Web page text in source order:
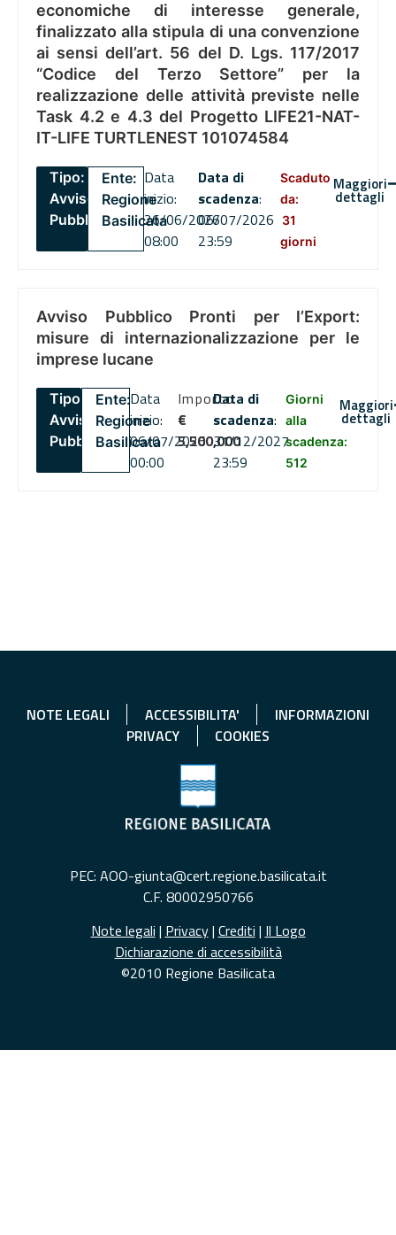
economiche di interesse generale,
finalizzato alla stipula di una convenzione
ai sensi dell’art. 56 del D. Lgs. 117/2017
“Codice del Terzo Settore” per la
realizzazione delle attività previste nelle
Task 4.2 e 4.3 del Progetto LIFE21-NAT-
IT-LIFE TURTLENEST 101074584
Tipo:
Avviso
Pubblico
Ente:
Regione
Basilicata
Data
inizio:
26/06/2026
08:00
Data di
scadenza:
06/07/2026
23:59
Scaduto
da:
31
giorni
Maggiori
dettagli
Avviso Pubblico Pronti per l’Export:
misure di internazionalizzazione per le
imprese lucane
Tipo:
Avviso
Pubblico
Ente:
Regione
Basilicata
Data
inizio:
06/07/2026
00:00
Importo
€
5,500,000
Data di
scadenza:
31/12/2027
23:59
Giorni
alla
scadenza:
512
Maggiori
dettagli
NOTE LEGALI ACCESSIBILITA'
INFORMAZIONI
PRIVACY
COOKIES
PEC: AOO-giunta@cert.regione.basilicata.it
C.F. 80002950766
Note legali | Privacy| Crediti | Il Logo
Dichiarazione di accessibilità
©2010 Regione Basilicata